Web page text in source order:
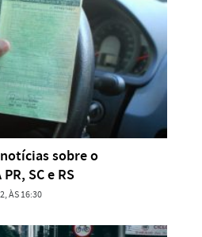
sobre o
SC e RS
ÀS 16:30